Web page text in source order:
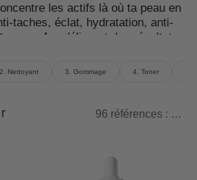
les actifs là où ta peau en
taches, éclat, hydratation, anti-
ampoules
délivrent des résultats
classiques ne vont pas assez
2. Nettoyant 3. Gommage 4. Toner